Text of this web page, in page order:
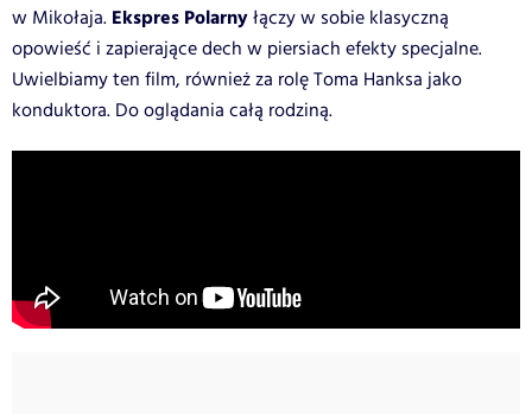
w Mikołaja. Ekspres Polarnyłączy w sobie klasyczną
opowieść i zapierające dech w piersiach efekty specjalne.
Uwielbiamy ten film, również za rolę Toma Hanksa jako
konduktora. Do oglądania całą rodziną.